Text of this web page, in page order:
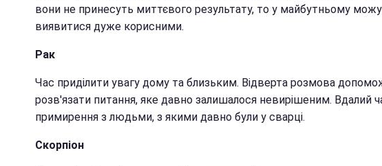
вони не принесуть миттєвого результату, то у майбутньому
виявитися дуже корисними.
Рак
Час приділити увагу дому та близьким. Відверта розмова
розв'язати питання, яке давно залишалося невирішеним. Вдалий
примирення з людьми, з якими давно були у сварці.
Скорпіон